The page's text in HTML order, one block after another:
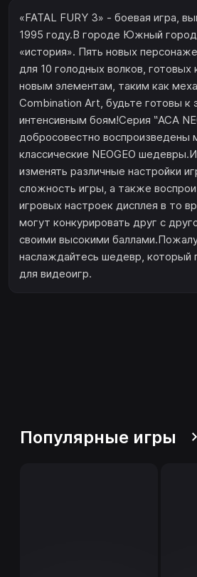
«FATAL FURY 3» - боевая игра,
1995 году.В городе Южный город
«история». Пять новых
для 10 голодных волков, готовых
новым элементам, таким как
Combination Art, будьте готовы к
интенсивным боям!Серия ‶ACA
добросовестно воспроизведены
классические NEOGEO
изменять различные настройки
сложность игры, а также
игровых настроек дисплея в то
могут конкурировать друг с
своими высокими
наслаждайтесь шедевр, который
для видеоигр.
Популярные игры